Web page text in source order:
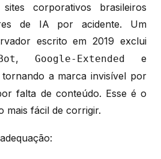
corporativos brasileiros
de IA por acidente. Um
escrito em 2019 exclui
, Google-Extended e
a marca invisível por
falta de conteúdo. Esse é o
mais fácil de corrigir.